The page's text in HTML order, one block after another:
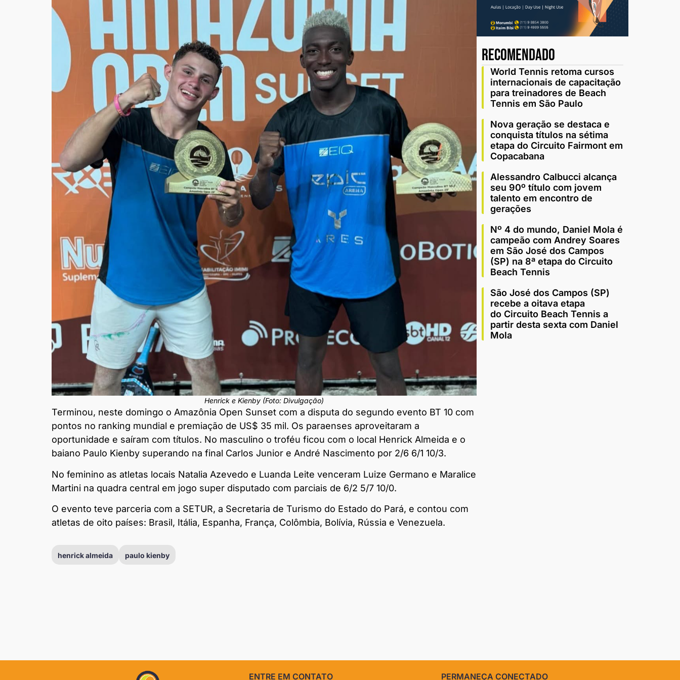
Henrick e Kienby (Foto: Divulgação)
Terminou, neste domingo o Amazônia Open Sunset com a disputa do segundo evento BT 10 com
pontos no ranking mundial e premiação de US$ 35 mil. Os paraenses aproveitaram a
oportunidade e saíram com títulos. No masculino o troféu ficou com o local Henrick Almeida e o
baiano Paulo Kienby superando na final Carlos Junior e André Nascimento por 2/6 6/1 10/3.
No feminino as atletas locais Natalia Azevedo e Luanda Leite venceram Luize Germano e Maralice
Martini na quadra central em jogo super disputado com parciais de 6/2 5/7 10/0.
O evento teve parceria com a SETUR, a Secretaria de Turismo do Estado do Pará, e contou com
atletas de oito países: Brasil, Itália, Espanha, França, Colômbia, Bolívia, Rússia e Venezuela.
henrick almeida paulo kienby
recomendado
World Tennis retoma cursos
internacionais de capacitação
para treinadores de Beach
Tennis em São Paulo
Nova geração se destaca e
conquista títulos na sétima
etapa do Circuito Fairmont em
Copacabana
Alessandro Calbucci alcança
seu 90º título com jovem
talento em encontro de
gerações
Nº 4 do mundo, Daniel Mola é
campeão com Andrey Soares
em São José dos Campos
(SP) na 8ª etapa do Circuito
Beach Tennis
São José dos Campos (SP)
recebe a oitava etapa
do Circuito Beach Tennis a
partir desta sexta com Daniel
Mola
ENTRE EM CONTATO PERMANEÇA CONECTADO